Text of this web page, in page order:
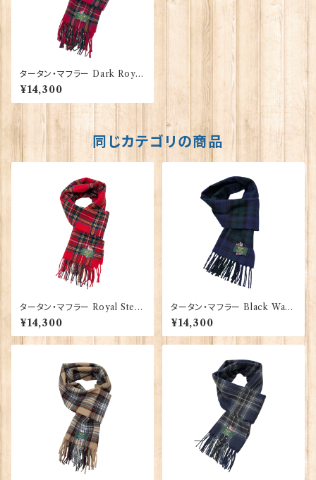
タータン・マフラー Dark Royal
Stewart 【Glencroft】 00207
_DRS
¥14,300
同じカテゴリの商品
タータン・マフラー Royal Stew
art 【Glencroft】 00207_RS
¥14,300
タータン・マフラー Black Watc
h【Glencroft】 00207_BW
¥14,300